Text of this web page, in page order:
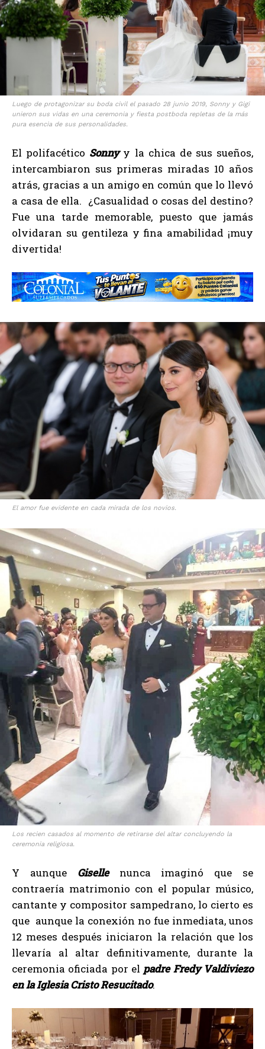
Luego de protagonizar su boda civil el pasado 28 junio 2019, Sonny y Gigi
unieron sus vidas en una ceremonia y fiesta postboda repletas de la más
pura esencia de sus personalidades.
El polifacético Sonnyy la chica de sus sueños,
intercambiaron sus primeras miradas 10 años
atrás, gracias a un amigo en común que lo llevó
a casa de ella. ¿Casualidad o cosas del destino?
Fue una tarde memorable, puesto que jamás
olvidaran su gentileza y fina amabilidad ¡muy
divertida!
El amor fue evidente en cada mirada de los novios.
Los recien casados al momento de retirarse del altar concluyendo la
ceremonia religiosa.
Y aunque Gisellenunca imaginó que se
contraería matrimonio con el popular músico,
cantante y compositor sampedrano, lo cierto es
que aunque la conexión no fue inmediata, unos
12 meses después iniciaron la relación que los
llevaría al altar definitivamente, durante la
ceremonia oficiada por el padre Fredy Valdiviezo
en la Iglesia Cristo Resucitado.